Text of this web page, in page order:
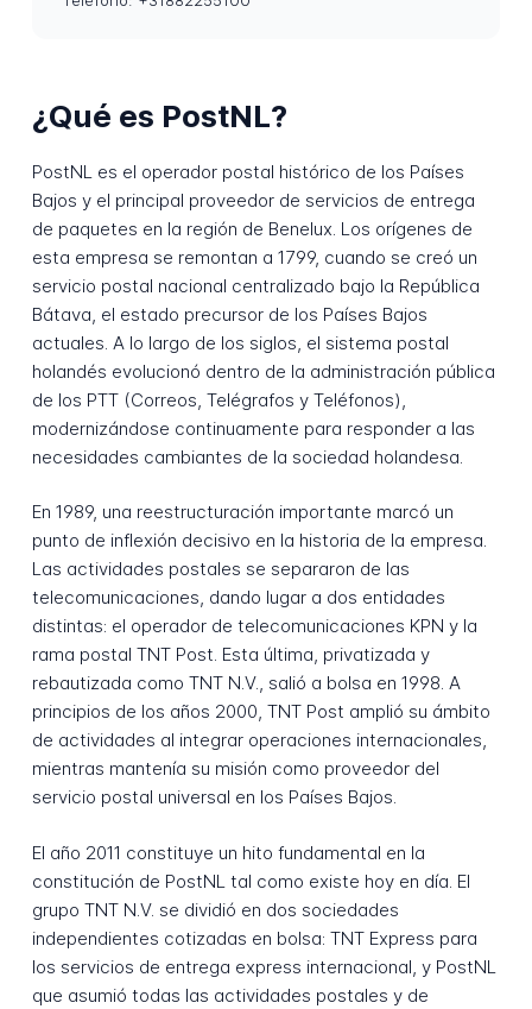
¿Qué es PostNL?
PostNL es el operador postal histórico de los Países
Bajos y el principal proveedor de servicios de entrega
de paquetes en la región de Benelux. Los orígenes de
esta empresa se remontan a 1799, cuando se creó un
servicio postal nacional centralizado bajo la República
Bátava, el estado precursor de los Países Bajos
actuales. A lo largo de los siglos, el sistema postal
holandés evolucionó dentro de la administración pública
de los PTT (Correos, Telégrafos y Teléfonos),
modernizándose continuamente para responder a las
necesidades cambiantes de la sociedad holandesa.
En 1989, una reestructuración importante marcó un
punto de inflexión decisivo en la historia de la empresa.
Las actividades postales se separaron de las
telecomunicaciones, dando lugar a dos entidades
distintas: el operador de telecomunicaciones KPN y la
rama postal TNT Post. Esta última, privatizada y
rebautizada como TNT N.V., salió a bolsa en 1998. A
principios de los años 2000, TNT Post amplió su ámbito
de actividades al integrar operaciones internacionales,
mientras mantenía su misión como proveedor del
servicio postal universal en los Países Bajos.
El año 2011 constituye un hito fundamental en la
constitución de PostNL tal como existe hoy en día. El
grupo TNT N.V. se dividió en dos sociedades
independientes cotizadas en bolsa: TNT Express para
los servicios de entrega express internacional, y PostNL
que asumió todas las actividades postales y de